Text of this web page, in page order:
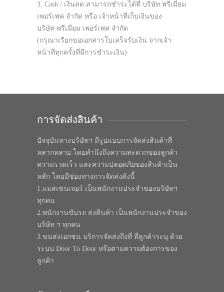
3. Cash / เงินสด สามารถชำระได้ที่ บริษัท พรีเมี่ยม
เพอร์เฟค จำกัด หรือ เจ้าหน้าที่เก็บเงินของ
บริษัท พรีเมี่ยม เพอร์เฟค จำกัด
(กรุณาเรียกขอเอกสารใบเสร็จรับเงิน จากเจ้า
หน้าที่ทุกครั้งที่มีการชำระเงิน)
การจัดส่งสินค้า
ปัจจุบันทางบริษัทฯ มีรูปแบบการจัดส่งสินค้าที่
หลากหลาย โดยคำนึงถึงความสะดวกของลูกค้า
ความรวดเร็ว และความปลอดภัยของสินค้าเป็น
หลัก โดยมีช่องทางการจัดส่งดังนี้
1.แมสเซนเจอร์ เป็นพนักงานประจำของบริษัทฯ
ทุกคน
2.พนักงานขับรถ ส่งสินค้า เป็นพนักงานประจำของ
บริษัท ฯ ทุกคน
3.ขนส่งเอกชน บริการจัดส่งถึงที่ ที่ลูกค้าระบุ ด้วย
ระบบ Door To Door หรือตามความต้องการของ
ลูกค้า